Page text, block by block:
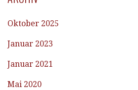
Oktober 2025
Januar 2023
Januar 2021
Mai 2020